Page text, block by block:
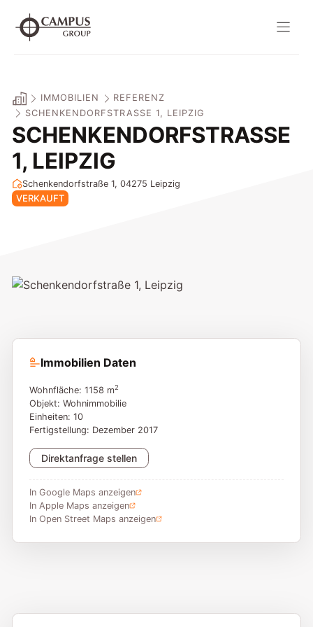
Inhalt
springen
IMMOBILIEN
REFERENZ
SCHENKENDORFSTRASSE 1, LEIPZIG
SCHENKENDORFSTRASSE 1
, LEIPZIG
Schenkendorfstraße 1, 04275 Leipzig
VERKAUFT
Immobilien Daten
Wohnfläche: 1158 m2
Objekt: Wohnimmobilie
Einheiten: 10
Fertigstellung: Dezember 2017
Direktanfrage stellen
In Google Maps anzeigen
In Apple Maps anzeigen
In Open Street Maps anzeigen